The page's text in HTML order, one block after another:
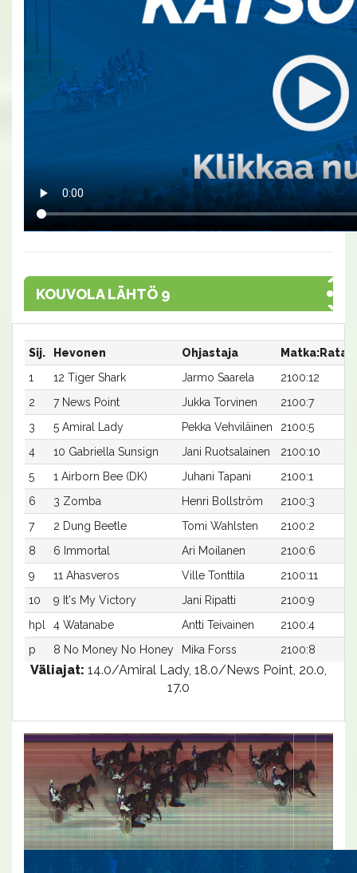
KOUVOLA LÄHTÖ 9
Sij. Hevonen Ohjastaja Matka:Rata
1
12 Tiger Shark Jarmo Saarela 2100:12
2
7 News Point Jukka Torvinen 2100:7
3
5 Amiral Lady Pekka Vehviläinen 2100:5
4
10 Gabriella Sunsign Jani Ruotsalainen 2100:10
5
1 Airborn Bee (DK) Juhani Tapani 2100:1
6
3 Zomba Henri Bollström 2100:3
7
2 Dung Beetle Tomi Wahlsten 2100:2
8
6 Immortal Ari Moilanen 2100:6
9
11 Ahasveros Ville Tonttila 2100:11
10
9 It's My Victory Jani Ripatti 2100:9
hpl
4 Watanabe Antti Teivainen 2100:4
p
8 No Money No Honey Mika Forss 2100:8
Väliajat: 14.0/Amiral Lady, 18.0/News Point, 20.0,
17.0